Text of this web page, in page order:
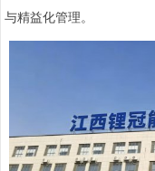
与精益化管理。